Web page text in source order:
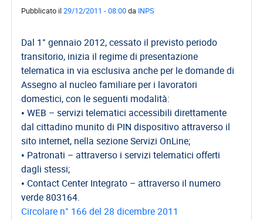
Pubblicato il29/12/2011 - 08:00da INPS
Dal 1° gennaio 2012, cessato il previsto periodo
transitorio, inizia il regime di presentazione
telematica in via esclusiva anche per le domande di
Assegno al nucleo familiare per i lavoratori
domestici, con le seguenti modalità:
• WEB – servizi telematici accessibili direttamente
dal cittadino munito di PIN dispositivo attraverso il
sito internet, nella sezione Servizi OnLine;
• Patronati – attraverso i servizi telematici offerti
dagli stessi;
• Contact Center Integrato – attraverso il numero
verde 803164.
Circolare n° 166 del 28 dicembre 2011